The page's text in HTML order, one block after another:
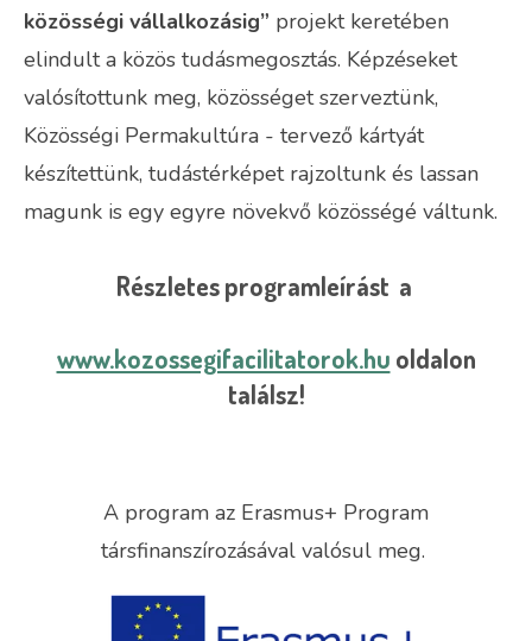
közösségi vállalkozásig” projekt keretében
elindult a közös tudásmegosztás. Képzéseket
valósítottunk meg, közösséget szerveztünk,
Közösségi Permakultúra - tervező kártyát
készítettünk, tudástérképet rajzoltunk és lassan
magunk is egy egyre növekvő közösségé váltunk.
Részletes programleírást a
www.kozossegifacilitatorok.hu oldalon
találsz!
A program az Erasmus+ Program
társfinanszírozásával valósul meg.